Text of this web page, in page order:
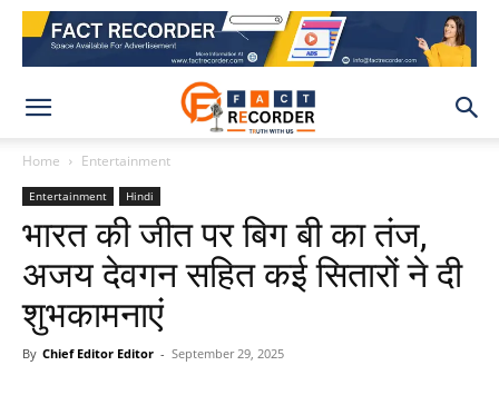
Home Entertainment
Entertainment Hindi
भारत की जीत पर बिग बी का तंज,
अजय देवगन सहित कई सितारों ने दी
शुभकामनाएं
By Chief Editor Editor - September 29, 2025